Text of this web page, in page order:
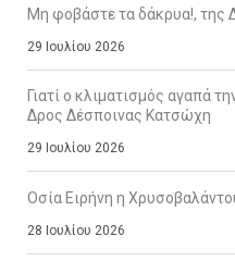
Μη φοβάστε τα δάκρυα!, της
29 Ιουλίου 2026
Γιατί ο κλιματισμός αγαπά
Δρος Δέσποινας Κατσώχη
29 Ιουλίου 2026
Οσία Ειρήνη η
28 Ιουλίου 2026